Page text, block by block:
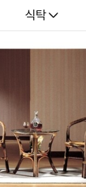
다나와
식탁